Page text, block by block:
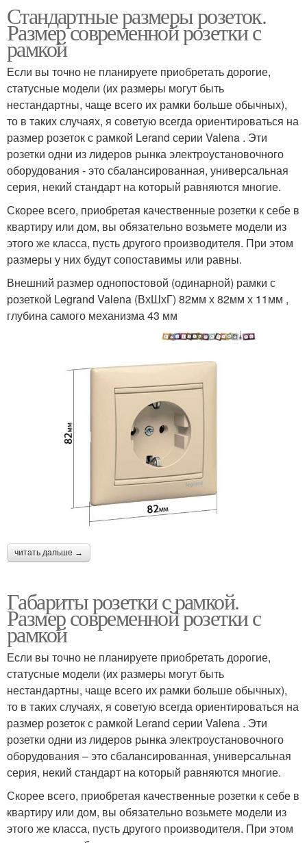
Стандартные размеры розеток.
Размер современной розетки с
рамкой
Если вы точно не планируете приобретать дорогие,
статусные модели (их размеры могут быть
нестандартны, чаще всего их рамки больше обычных),
то в таких случаях, я советую всегда ориентироваться на
размер розеток с рамкой Lerand серии Valena . Эти
розетки одни из лидеров рынка электроустановочного
оборудования - это сбалансированная, универсальная
серия, некий стандарт на который равняются многие.
Скорее всего, приобретая качественные розетки к себе в
квартиру или дом, вы обязательно возьмете модели из
этого же класса, пусть другого производителя. При этом
размеры у них будут сопоставимы или равны.
Внешний размер однопостовой (одинарной) рамки с
розеткой Legrand Valena (ВхШхГ) 82мм х 82мм х 11мм ,
глубина самого механизма 43 мм
читать дальше →
Габариты розетки с рамкой.
Размер современной розетки с
рамкой
Если вы точно не планируете приобретать дорогие,
статусные модели (их размеры могут быть
нестандартны, чаще всего их рамки больше обычных),
то в таких случаях, я советую всегда ориентироваться на
размер розеток с рамкой Lerand серии Valena . Эти
розетки одни из лидеров рынка электроустановочного
оборудования – это сбалансированная, универсальная
серия, некий стандарт на который равняются многие.
Скорее всего, приобретая качественные розетки к себе в
квартиру или дом, вы обязательно возьмете модели из
этого же класса, пусть другого производителя. При этом